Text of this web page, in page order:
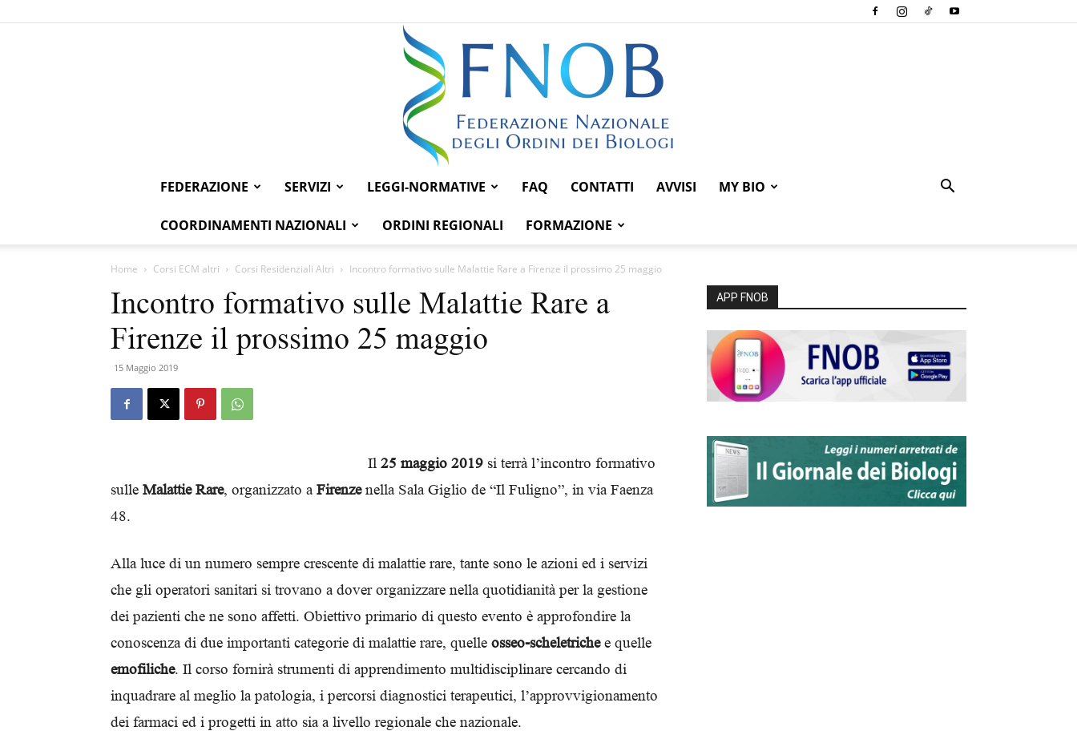
Federazione
dei
FEDERAZIONE SERVIZI LEGGI-NORMATIVE FAQ CONTATTI AVVISI MY BIO
COORDINAMENTI NAZIONALI ORDINI REGIONALI FORMAZIONE
Home Corsi ECM altri Corsi Residenziali Altri Incontro formativo sulle Malattie Rare a Firenze il prossimo 25 maggio
Incontro formativo sulle Malattie Rare a
Firenze il prossimo 25 maggio
15 Maggio 2019
Il 25 maggio 2019 si terrà l’incontro formativo
sulle Malattie Rare, organizzato aFirenzenella Sala Giglio de “Il Fuligno”, in via Faenza
48.
Alla luce di un numero sempre crescente di malattie rare, tante sono le azioni ed i servizi
che gli operatori sanitari si trovano a dover organizzare nella quotidianità per la gestione
dei pazienti che ne sono affetti. Obiettivo primario di questo evento è approfondire la
conoscenza di due importanti categorie di malattie rare, quelle osseo-scheletrichee quelle
emofiliche. Il corso fornirà strumenti di apprendimento multidisciplinare cercando di
inquadrare al meglio la patologia, i percorsi diagnostici terapeutici, l’approvvigionamento
dei farmaci ed i progetti in atto sia a livello regionale che nazionale.
APP FNOB